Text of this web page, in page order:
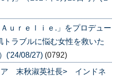
ｕｒｅｌｉｅ.」をプロデュー
ラブルに悩む女性を救いた
('24/08/27) (0792)
ア 末秋淑英社長> インドネ